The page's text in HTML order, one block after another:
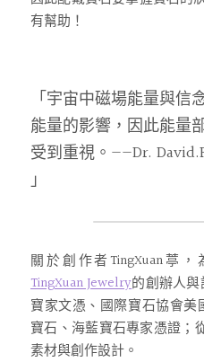
有幫助！
「宇宙中磁場能量與
能量的影響，因此能量
受到重視。——Dr.
」
關於創作者TingXuan葶
TingXuan Jewelry的創辦人與
寶家文憑、國際寶石協會美
寶石、海藍寶石專家憑證；
素材與創作設計。